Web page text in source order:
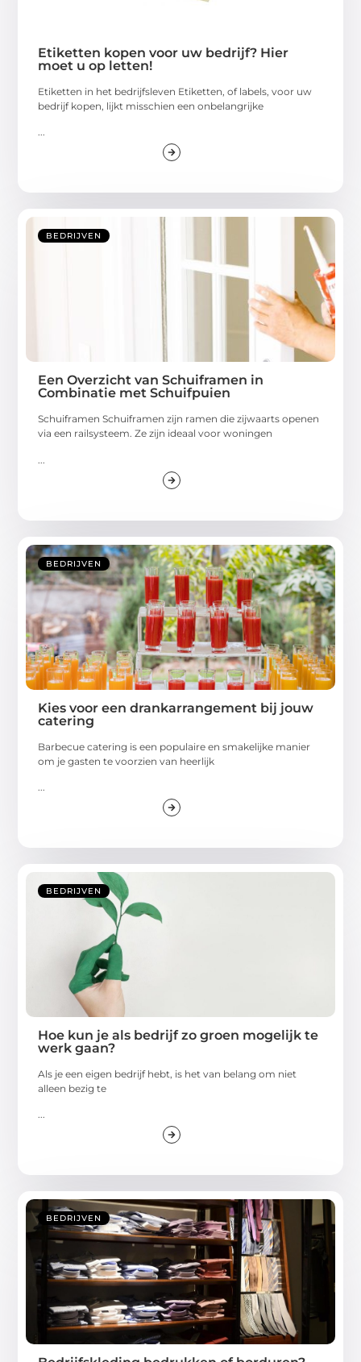
Etiketten kopen voor uw bedrijf? Hier
moet u op letten!
Etiketten in het bedrijfsleven Etiketten, of labels, voor uw
bedrijf kopen, lijkt misschien een onbelangrijke
...
BEDRIJVEN
Een Overzicht van Schuiframen in
Combinatie met Schuifpuien
Schuiframen Schuiframen zijn ramen die zijwaarts openen
via een railsysteem. Ze zijn ideaal voor woningen
BEDRIJVEN
Kies voor een drankarrangement bij jouw
catering
Barbecue catering is een populaire en smakelijke manier
om je gasten te voorzien van heerlijk
BEDRIJVEN
Hoe kun je als bedrijf zo groen mogelijk te
werk gaan?
Als je een eigen bedrijf hebt, is het van belang om niet
alleen bezig te
...
BEDRIJVEN